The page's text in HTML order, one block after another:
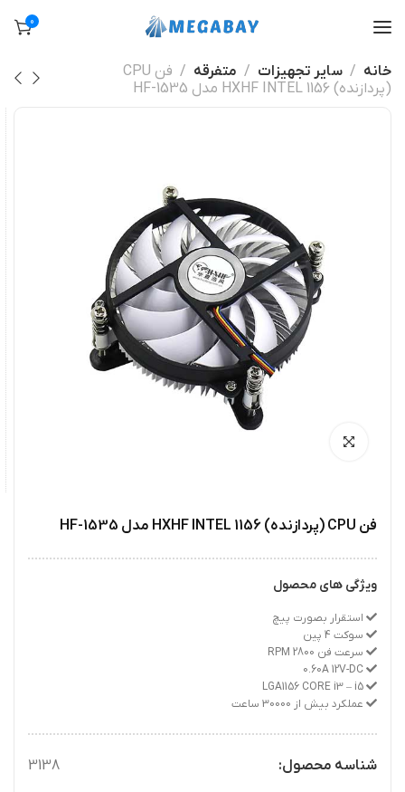
0
خانه سایر تجهیزات متفرقه
فن CPU
(پردازنده) 1156 HXHF INTEL مدل HF-1535
فن CPU (پردازنده) 1156 HXHF INTEL مدل HF-1535
ویژگی های محصول
استقرار بصورت پیچ
سوکت 4 پین
سرعت فن 2800 RPM
عملکرد بیش از 30000 ساعت
شناسه محصول:
3138